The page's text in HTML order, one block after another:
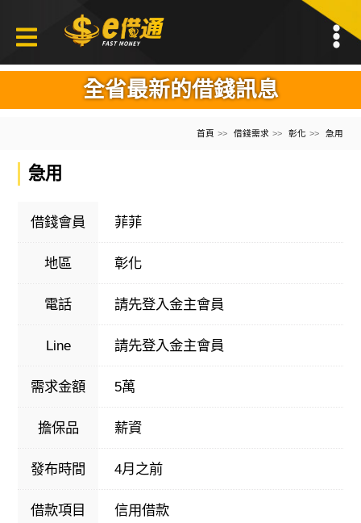
全省最新的借錢訊息
首頁 借錢需求 彰化 急用
急用
借錢會員 菲菲
地區 彰化
電話 請先登入金主會員
Line 請先登入金主會員
需求金額 5萬
擔保品 薪資
發布時間 4月之前
借款項目 信用借款